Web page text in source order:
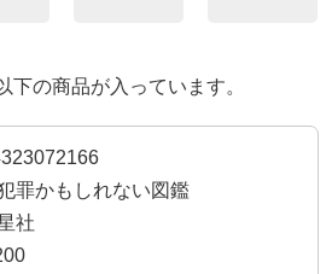
下の商品が入っています。
罪かもしれない図鑑
社